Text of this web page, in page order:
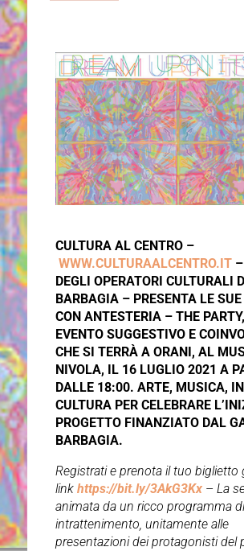
CULTURA AL CENTRO –
WWW.CULTURAALCENTRO.IT–
DEGLI OPERATORI CULTURALI
BARBAGIA – PRESENTA LE
CON ANTESTERIA – THE
EVENTO SUGGESTIVO E
CHE SI TERRÀ A ORANI, AL
NIVOLA, IL 16 LUGLIO 2021 A
DALLE 18:00. ARTE, MUSICA,
CULTURA PER CELEBRARE
PROGETTO FINANZIATO DAL
BARBAGIA.
Registrati e prenota il tuo biglietto
link https://bit.ly/3AkG3Kx– La
animata da un ricco programma
intrattenimento, unitamente alle
presentazioni dei protagonisti del